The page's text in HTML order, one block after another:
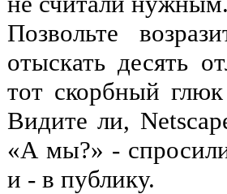
Позвольте
отыскать десять
тот скорбный
Видите ли,
«А мы?» -
и - в публику.